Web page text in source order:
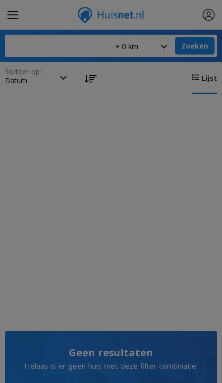
Zoeken
Sorteer op:
Lijst
Geen resultaten
Helaas is er geen huis met deze filter combinatie.